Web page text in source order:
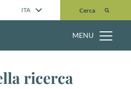
ITA Cerca
Cerca
MENU
ricerca